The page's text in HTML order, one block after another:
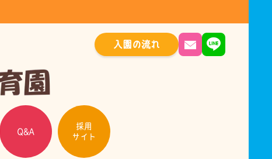
入園の流れ
Q&A
採用
サイト